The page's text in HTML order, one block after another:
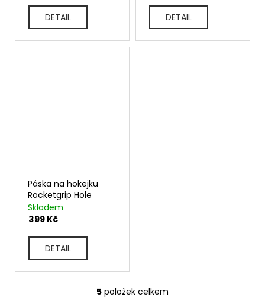
DETAIL DETAIL
Páska na hokejku
Rocketgrip Hole
Skladem
399 Kč
DETAIL
O
5 položek celkem